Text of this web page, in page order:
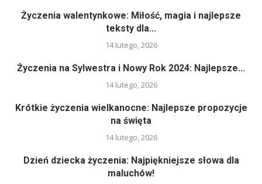
Życzenia walentynkowe: Miłość, magia i najlepsze
teksty dla...
14 lutego, 2026
Życzenia na Sylwestra i Nowy Rok 2024: Najlepsze...
14 lutego, 2026
Krótkie życzenia wielkanocne: Najlepsze propozycje
na święta
14 lutego, 2026
Dzień dziecka życzenia: Najpiękniejsze słowa dla
maluchów!